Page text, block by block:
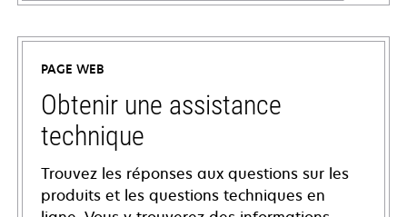
PAGE WEB
Obtenir une assistance
technique
Trouvez les réponses aux questions sur les
produits et les questions techniques en